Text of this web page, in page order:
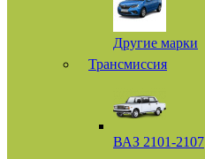
Другие марки
Трансмиссия
ВАЗ 2101-2107